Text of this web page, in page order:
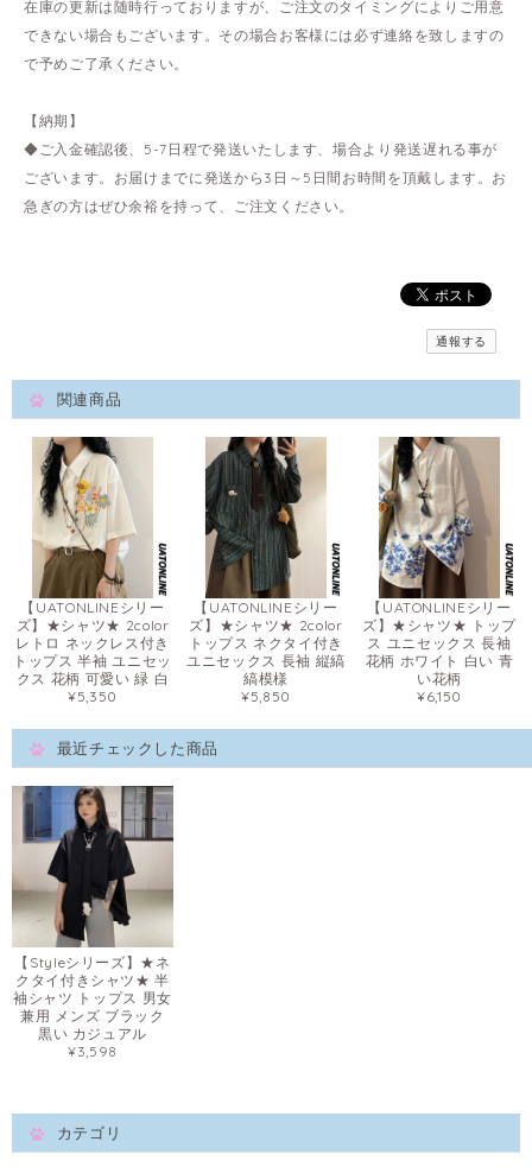
在庫の更新は随時行っておりますが、ご注文のタイミングによりご用意
できない場合もございます。その場合お客様には必ず連絡を致しますの
で予めご了承ください。
【納期】
◆ご入金確認後、5-7日程で発送いたします、場合より発送遅れる事が
ございます。お届けまでに発送から3日～5日間お時間を頂戴します。お
急ぎの方はぜひ余裕を持って、ご注文ください。
通報する
関連商品
【UATONLINEシリー
ズ】★シャツ★ 2color
レトロ ネックレス付き
トップス 半袖 ユニセッ
クス 花柄 可愛い 緑 白
¥5,350
【UATONLINEシリー
ズ】★シャツ★ 2color
トップス ネクタイ付き
ユニセックス 長袖 縦縞
縞模様
¥5,850
【UATONLINEシリー
ズ】★シャツ★ トップ
ス ユニセックス 長袖
花柄 ホワイト 白い 青
い花柄
¥6,150
最近チェックした商品
【Styleシリーズ】★ネ
クタイ付きシャツ★ 半
袖シャツ トップス 男女
兼用 メンズ ブラック
黒い カジュアル
¥3,598
カテゴリ